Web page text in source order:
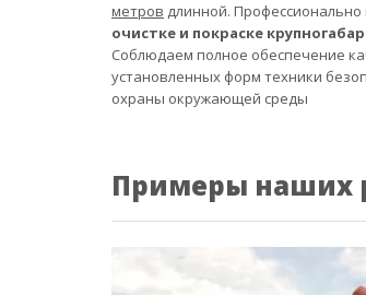
метров длинной.
очистке и покраске
Соблюдаем полное обеспечение
установленных форм техники
охраны окружающей среды
Примеры наших